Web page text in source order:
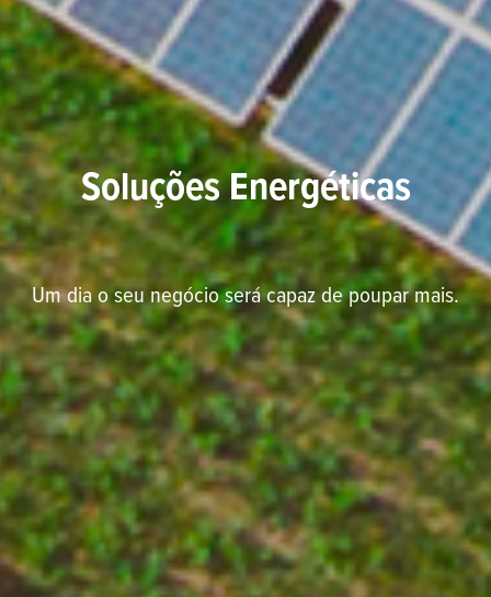
Soluções Energéticas
Um dia o seu negócio será capaz de poupar mais.